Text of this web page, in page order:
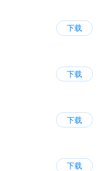
下载
下载
下载
下载